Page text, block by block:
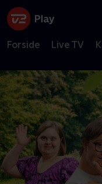
Forside Live TV